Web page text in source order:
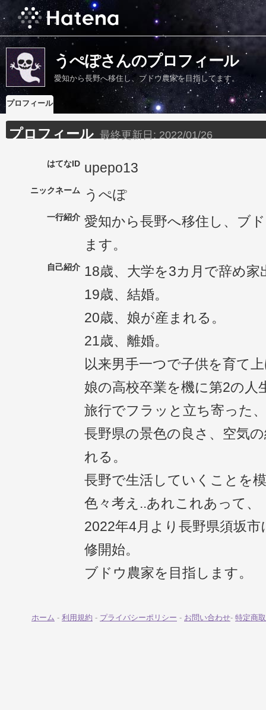
うぺぽさんのプロフィール
愛知から長野へ移住し、ブドウ農家を目指してます。
プロフィール
プロフィール 最終更新日: 2022/01/26
はてなID upepo13
ニックネーム うぺぽ
一行紹介 愛知から長野へ移住し、ブ
ます。
自己紹介 18歳、大学を3カ月で辞め家
19歳、結婚。
20歳、娘が産まれる。
21歳、離婚。
以来男手一つで子供を育て
娘の高校卒業を機に第2の人
旅行でフラッと立ち寄った、
長野県の景色の良さ、空気
れる。
長野で生活していくことを
色々考え..あれこれあって、
2022年4月より長野県須坂
修開始。
ブドウ農家を目指します。
ホーム - 利用規約 - プライバシーポリシー - お問い合わせ- 特定商